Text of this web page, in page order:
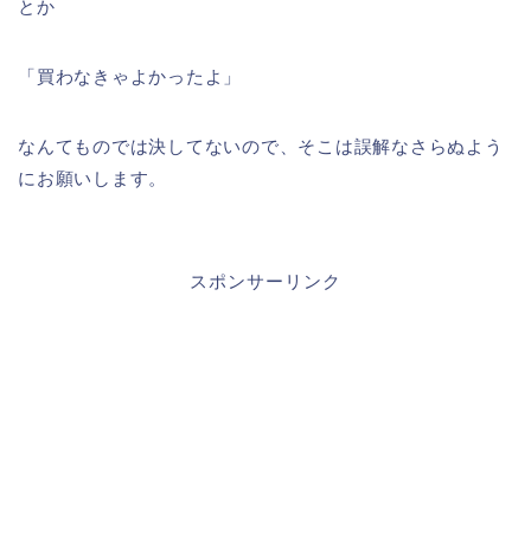
とか
「買わなきゃよかったよ」
なんてものでは決してないので、そこは誤解なさらぬよう
にお願いします。
スポンサーリンク